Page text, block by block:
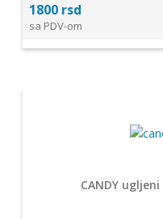
1800 rsd
sa PDV-om
CANDY